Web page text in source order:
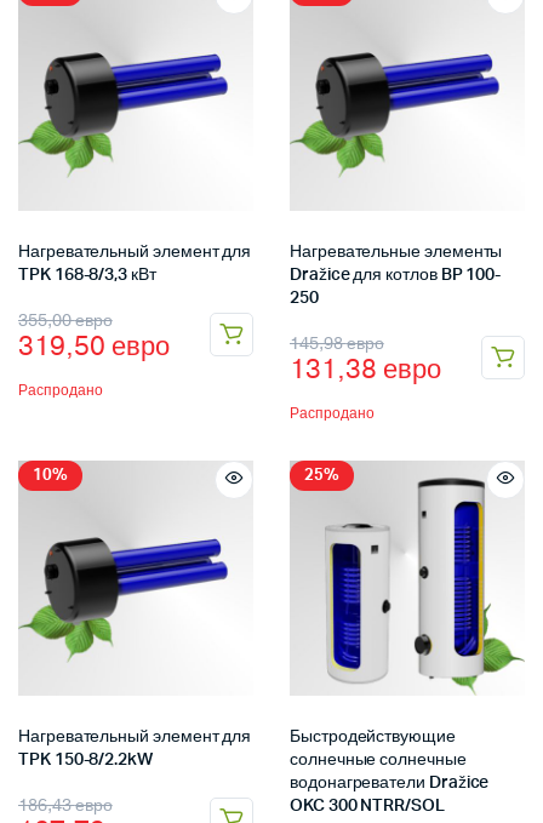
Нагревательный элемент для
TPK 168-8/3,3 кВт
355,00евро
319,50 евро
Распродано
Нагревательные элементы
Dražice для котлов BP 100-
250
145,98евро
131,38 евро
Распродано
10%
Нагревательный элемент для
TPK 150-8/2.2kW
186,43евро
25%
Быстродействующие
солнечные солнечные
водонагреватели Dražice
OKC 300 NTRR/SOL